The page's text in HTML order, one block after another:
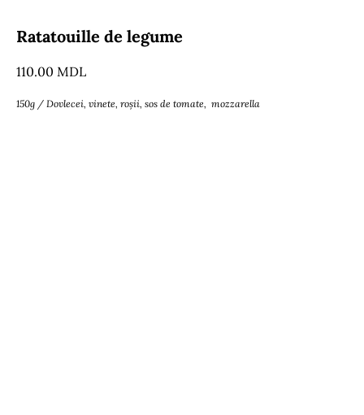
Ratatouille de legume
110.00 MDL
150g / Dovlecei, vinete, roșii, sos de tomate, mozzarella